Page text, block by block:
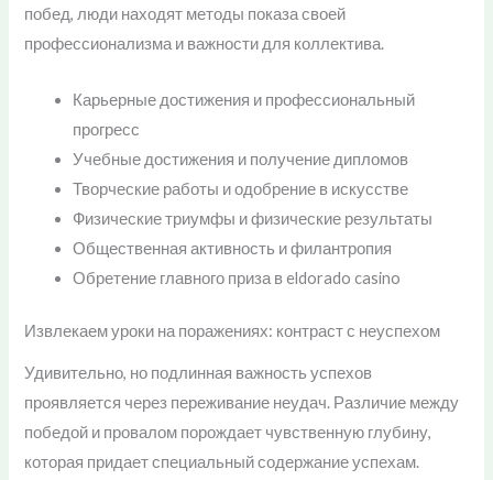
побед, люди находят методы показа своей
профессионализма и важности для коллектива.
Карьерные достижения и профессиональный
прогресс
Учебные достижения и получение дипломов
Творческие работы и одобрение в искусстве
Физические триумфы и физические результаты
Общественная активность и филантропия
Обретение главного приза в eldorado casino
Извлекаем уроки на поражениях: контраст с неуспехом
Удивительно, но подлинная важность успехов
проявляется через переживание неудач. Различие между
победой и провалом порождает чувственную глубину,
которая придает специальный содержание успехам.